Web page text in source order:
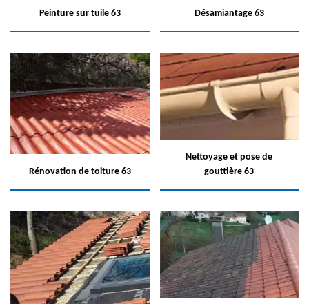
Peinture sur tuile 63 Désamiantage 63
Rénovation de toiture 63
Nettoyage et pose de
gouttière 63